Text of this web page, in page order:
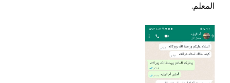
المعلم.